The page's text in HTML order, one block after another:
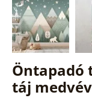
Öntapadó
táj